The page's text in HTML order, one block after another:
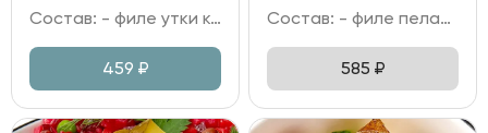
Состав: - филе утки копченое; - салат Романо; помидор; - сыр Пармезан; - сухари; - горчица; специи; масло укропное; масло растительное; чеснок.
459 ₽
Состав: - филе пеламиды; - хлеб Бородинский; - лук красный; - соус на основе бальзамического уксуса и соевого соуса; - лимон, зелень.
585 ₽